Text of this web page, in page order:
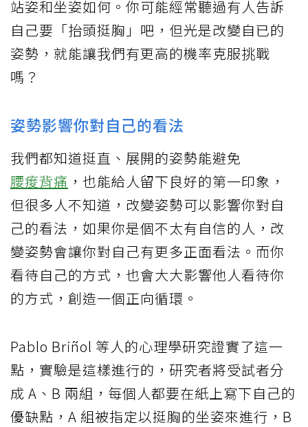
站姿和坐姿如何。你可能經常聽過有人告訴
自己要「抬頭挺胸」吧，但光是改變自已的
姿勢，就能讓我們有更高的機率克服挑戰
嗎？
姿勢影響你對自己的看法
我們都知道挺直、展開的姿勢能避免
腰痠背痛 ，也能給人留下良好的第一印象，
但很多人不知道，改變姿勢可以影響你對自
己的看法，如果你是個不太有自信的人，改
變姿勢會讓你對自己有更多正面看法。而你
看待自己的方式，也會大大影響他人看待你
的方式，創造一個正向循環。
Pablo Briñol 等人的心理學研究證實了這一
點，實驗是這樣進行的，研究者將受試者分
成 A、B 兩組，每個人都要在紙上寫下自己的
優缺點，A 組被指定以挺胸的坐姿來進行，B